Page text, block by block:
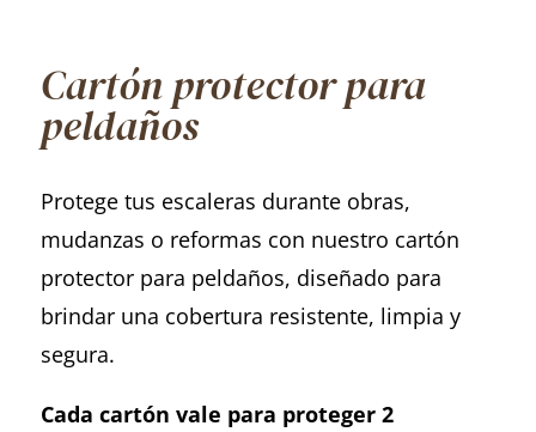
Cartón protector para
peldaños
Protege tus escaleras durante obras,
mudanzas o reformas con nuestro cartón
protector para peldaños, diseñado para
brindar una cobertura resistente, limpia y
segura.
Cada cartón vale para proteger 2